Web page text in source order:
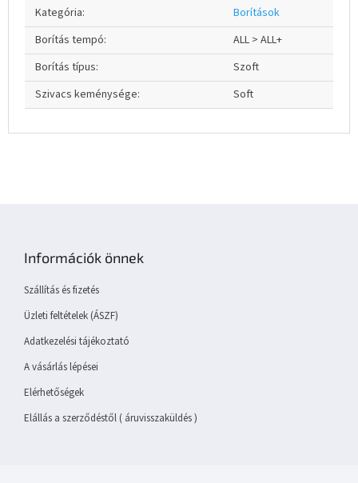
Kategória:
Borítások
Borítás tempó:
ALL > ALL+
Borítás típus:
Szoft
Szivacs keménysége: Soft
Információk önnek
Szállítás és fizetés
Üzleti feltételek (ÁSZF)
Adatkezelési tájékoztató
A vásárlás lépései
Elérhetőségek
Elállás a szerződéstől ( áruvisszaküldés )